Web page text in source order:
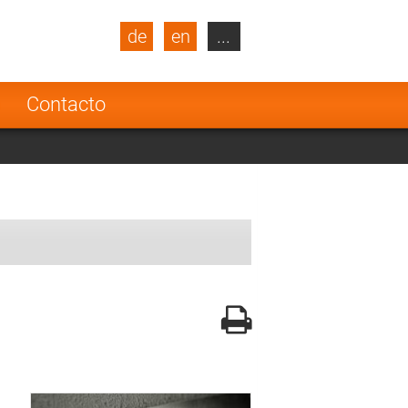
Contacto
de en
Turkey
Netherlands
...